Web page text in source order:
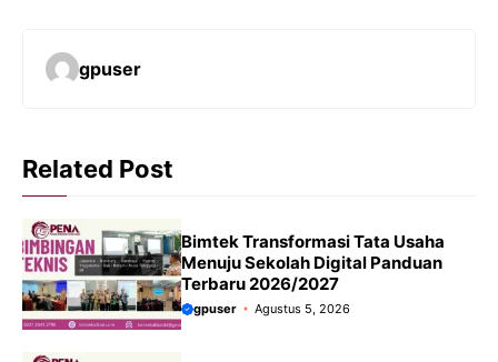
gpuser
Related Post
Bimtek Transformasi Tata Usaha
Menuju Sekolah Digital Panduan
Terbaru 2026/2027
gpuser Agustus 5, 2026